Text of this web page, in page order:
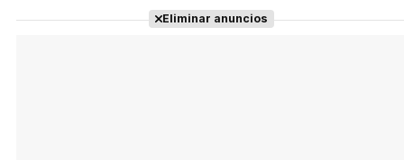
Eliminar anuncios